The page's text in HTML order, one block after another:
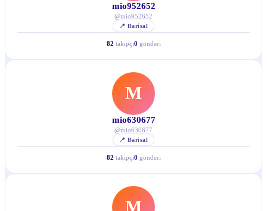
mio952652
@mio952652
📍 Barisal
82 takipçi0 gönderi
M
mio630677
@mio630677
📍 Barisal
82 takipçi0 gönderi